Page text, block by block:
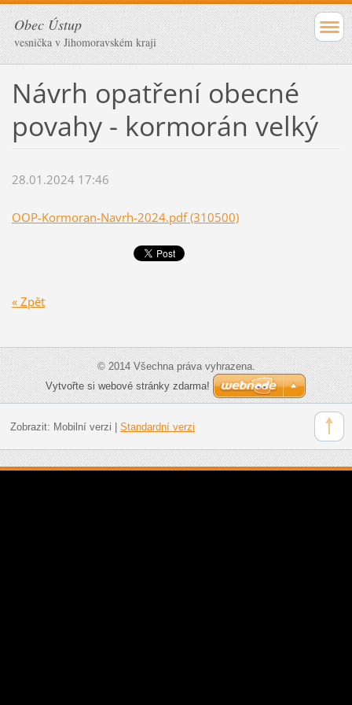
Obec Ústup
vesnička v Jihomoravském kraji
Návrh opatření obecné
povahy - kormorán velký
28.01.2024 17:46
OOP-Kormoran-Navrh-2024.pdf (310500)
« Zpět
© 2014 Všechna práva vyhrazena.
Vytvořte si webové stránky zdarma!
Zobrazit: Mobilní verzi Standardní verzi